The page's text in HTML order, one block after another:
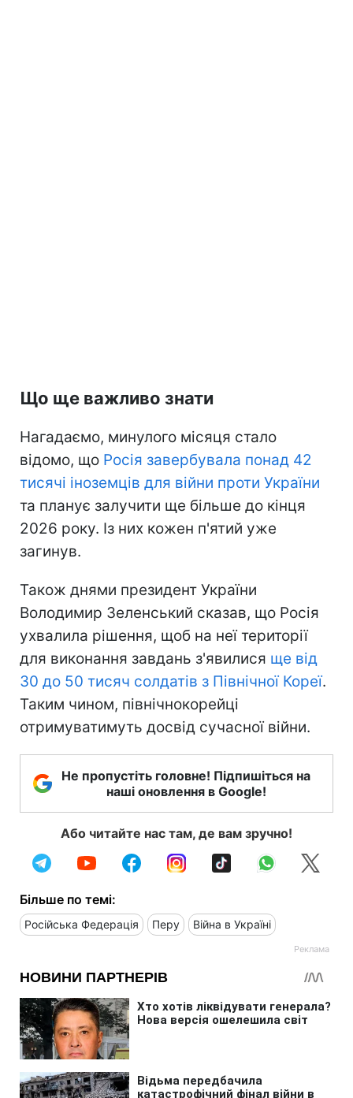
Що ще важливо знати
Нагадаємо, минулого місяця стало
відомо, що Росія завербувала понад 42
тисячі іноземців для війни проти України
та планує залучити ще більше до кінця
2026 року. Із них кожен п'ятий уже
загинув.
Також днями президент України
Володимир Зеленський сказав, що Росія
ухвалила рішення, щоб на неї території
для виконання завдань з'явилися ще від
30 до 50 тисяч солдатів з Північної Кореї.
Таким чином, північнокорейці
отримуватимуть досвід сучасної війни.
Не пропустіть головне! Підпишіться на
наші оновлення в Google!
Або читайте нас там, де вам зручно!
Більше по темі:
Російська Федерація Перу Війна в Україні